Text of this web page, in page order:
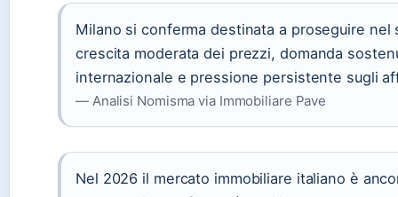
Milano si conferma destinata a proseguire nel
crescita moderata dei prezzi, domanda
internazionale e pressione persistente sugli
— Analisi Nomisma via Immobiliare Pave
Nel 2026 il mercato immobiliare italiano è